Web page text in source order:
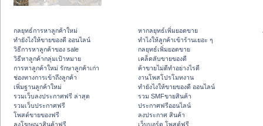
กลยุทธ์การหาลูกค้าใหม่
ทํายังไงให้ขายของดี ออนไลน์
วิธีการหาลูกค้าของ sale
วิธีหาลูกค้ากลุ่มเป้าหมาย
การหาลูกค้าใหม่ รักษาลูกค้าเก่า
ช่องทางการเข้าถึงลูกค้า
เพิ่มฐานลูกค้าใหม่
รวมเว็บลงประกาศฟรี ล่าสุด
รวมเว็บประกาศฟรี
โพสต์ขายของฟรี
ลงโฆษณาสินค้าฟรี
หากลยุทธ์เพิ่มยอดขาย
ทําไงให้ลูกค้าเข้าร้านเยอะ ๆ
กลยุทธ์เพิ่มยอดขาย
เคล็ดลับขายของดี
ค้าขายไม่ดีทำอย่างไรดี
งานโพสโปรโมทงาน
ทํายังไงให้ขายของดี ออนไลน์
รวม SMFขายสินค้า
ประกาศฟรีออนไลน์
ลงประกาศ สินค้า
เว็บบอร์ด โพสต์ฟรี